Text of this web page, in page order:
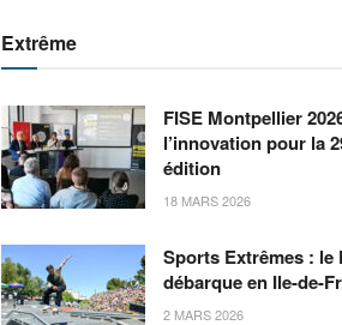
Extrême
FISE Montpellier
l’innovation pour la
édition
18 MARS 2026
Sports Extrêmes : le
débarque en Ile-de-
2 MARS 2026